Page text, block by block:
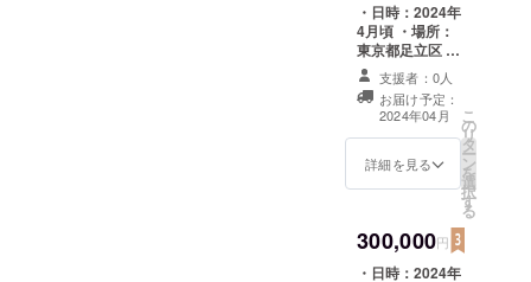
・日時：2024年
4月頃 ・場所：
東京都足立区 ・
支援者様の交通
費や滞在費：支
援者様の交通費
や滞在費は各自
でご負担くださ
い。 ・支援者様
リフォームが完
成し入居者が入
る前に、猫と一
支援者：0人
お届け予定：
2024年04月
詳細を見る
こ
の
リ
タ
ー
ン
を
選
択
す
る
300,000円
・日時：2024年